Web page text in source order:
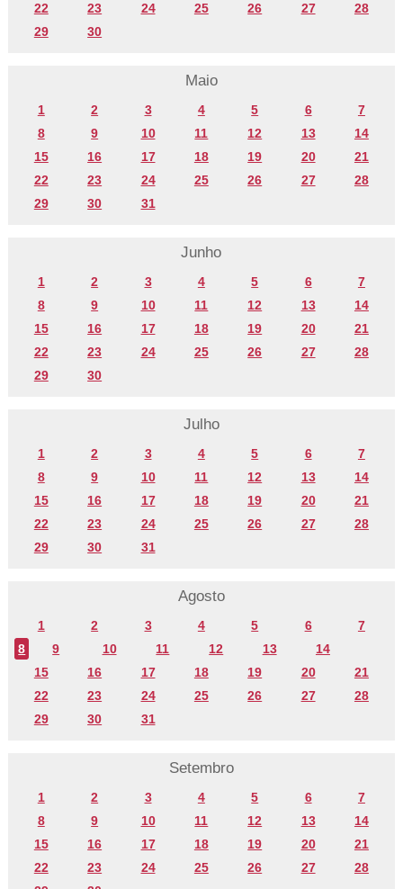
22
23 24 25 26 27
28
29
30
Maio
1 2 3 4 5 6
7
8
9 10 11 12 13
14
15
16 17 18 19 20
21
22
23 24 25 26 27
28
29
30 31
Junho
1 2 3 4 5 6
7
8
9 10 11 12 13
14
15
16 17 18 19 20
21
22
23 24 25 26 27
28
29
30
Julho
1 2 3 4 5 6
7
8
9 10 11 12 13
14
15
16 17 18 19 20
21
22
23 24 25 26 27
28
29
30 31
Agosto
1 2 3 4 5 6
7
8
9 10 11 12 13
14
15
16 17 18 19 20
21
22
23 24 25 26 27
28
29
30 31
Setembro
1 2 3 4 5 6
7
8
9 10 11 12 13
14
15
16 17 18 19 20
21
22
23 24 25 26 27
28